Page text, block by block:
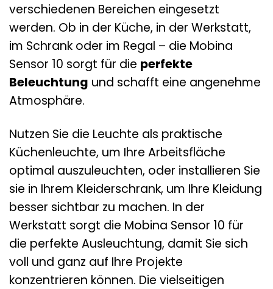
verschiedenen Bereichen eingesetzt
werden. Ob in der Küche, in der Werkstatt,
im Schrank oder im Regal – die Mobina
Sensor 10 sorgt für die perfekte
Beleuchtung und schafft eine angenehme
Atmosphäre.
Nutzen Sie die Leuchte als praktische
Küchenleuchte, um Ihre Arbeitsfläche
optimal auszuleuchten, oder installieren Sie
sie in Ihrem Kleiderschrank, um Ihre Kleidung
besser sichtbar zu machen. In der
Werkstatt sorgt die Mobina Sensor 10 für
die perfekte Ausleuchtung, damit Sie sich
voll und ganz auf Ihre Projekte
konzentrieren können. Die vielseitigen